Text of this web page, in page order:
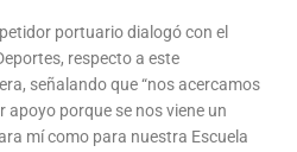
portuario dialogó con el
respecto a este
señalando que “nos acercamos
apoyo porque se nos viene un
mí como para nuestra Escuela